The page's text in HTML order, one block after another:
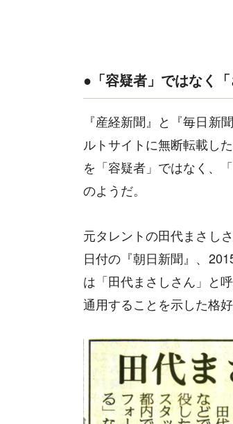
●「容疑者」ではなく
『産経新聞』と『毎日新
ルトサイトに無断転載し
を「容疑者」ではなく、
のようだ。
元タレントの田代まさし
日付の『朝日新聞』、
は「田代まさしさん」と
通用することを示した格好